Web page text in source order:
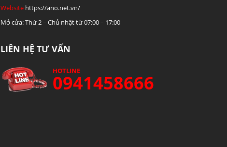
Website https://ano.net.vn/
Mở cửa: Thứ 2 – Chủ nhật từ 07:00 – 17:00
LIÊN HỆ TƯ VẤN
HOTLINE
0941458666